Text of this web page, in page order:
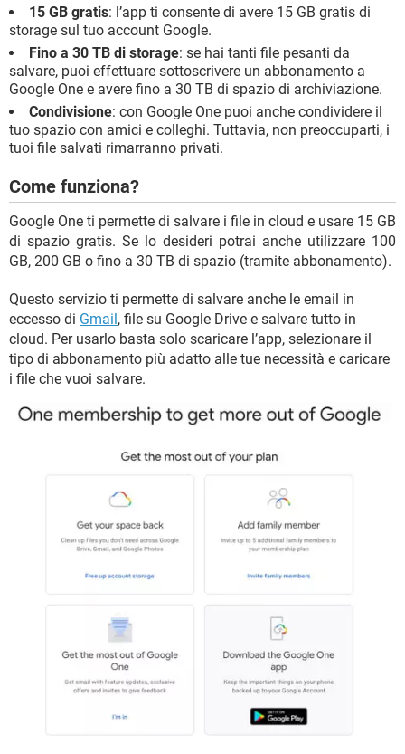
15 GB gratis: l’app ti consente di avere 15 GB gratis di
storage sul tuo account Google.
Fino a 30 TB di storage: se hai tanti file pesanti da
salvare, puoi effettuare sottoscrivere un abbonamento a
Google One e avere fino a 30 TB di spazio di archiviazione.
Condivisione: con Google One puoi anche condividere il
tuo spazio con amici e colleghi. Tuttavia, non preoccuparti, i
tuoi file salvati rimarranno privati.
Come funziona?
Google One ti permette di salvare i file in cloud e usare 15 GB
di spazio gratis. Se lo desideri potrai anche utilizzare 100
GB, 200 GB o fino a 30 TB di spazio (tramite abbonamento).
Questo servizio ti permette di salvare anche le email in
eccesso di Gmail , file su Google Drive e salvare tutto in
cloud. Per usarlo basta solo scaricare l’app, selezionare il
tipo di abbonamento più adatto alle tue necessità e caricare
i file che vuoi salvare.